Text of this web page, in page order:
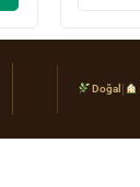
El Açması
Gerçek Kayseri
Doğal |